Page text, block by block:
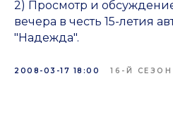
2) Просмотр и
вечера в честь 15-летия
"Надежда".
2008-03-17 18:00 16-Й СЕЗОН